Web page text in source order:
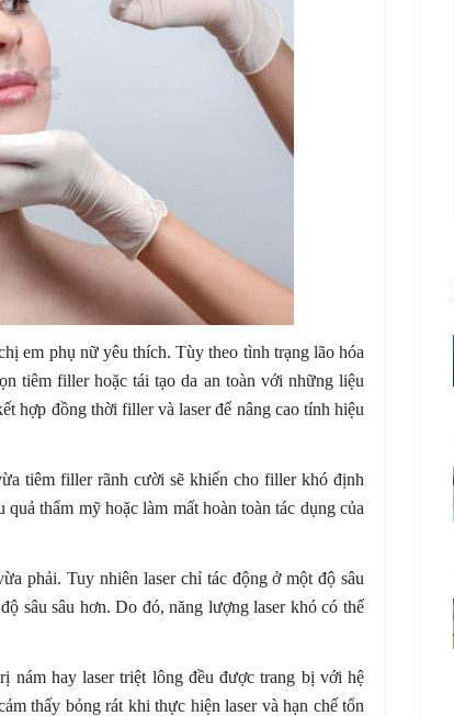
em phụ nữ yêu thích. Tùy theo tình trạng lão hóa
tiêm filler hoặc tái tạo da an toàn với những liệu
hợp đồng thời filler và laser để nâng cao tính hiệu
tiêm filler rãnh cười sẽ khiến cho filler khó định
thẩm mỹ hoặc làm mất hoàn toàn tác dụng của
phải. Tuy nhiên laser chỉ tác động ở một độ sâu
sâu sâu hơn. Do đó, năng lượng laser khó có thể
nám hay laser triệt lông đều được trang bị với hệ
thấy bỏng rát khi thực hiện laser và hạn chế tổn